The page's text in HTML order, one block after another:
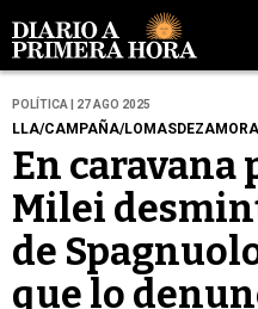
POLÍTICA | 27 AGO 2025
LLA/CAMPAÑA/LOMASDEZAMORA
En caravana
Milei
de
que lo